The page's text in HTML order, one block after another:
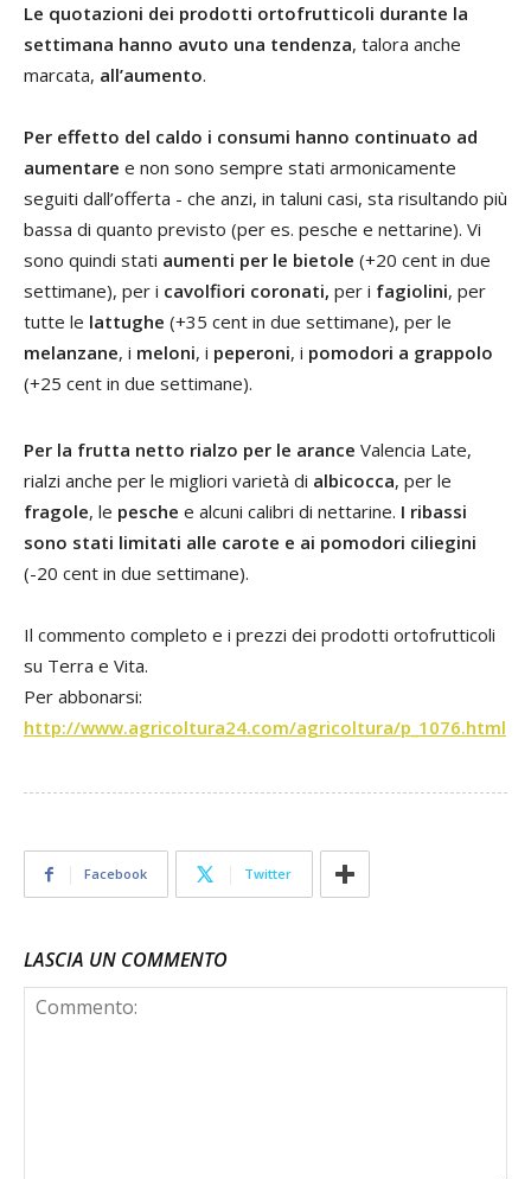
Le quotazioni dei prodotti ortofrutticoli durante la
settimana hanno avuto una tendenza, talora anche
marcata, all’aumento.
Per effetto del caldo i consumi hanno continuato ad
aumentare e non sono sempre stati armonicamente
seguiti dall’offerta - che anzi, in taluni casi, sta risultando più
bassa di quanto previsto (per es. pesche e nettarine). Vi
sono quindi stati aumenti per le bietole (+20 cent in due
settimane), per i cavolfiori coronati, per i fagiolini, per
tutte le lattughe (+35 cent in due settimane), per le
melanzane, i meloni, i peperoni, i pomodori a grappolo
(+25 cent in due settimane).
Per la frutta netto rialzo per le arance Valencia Late,
rialzi anche per le migliori varietà di albicocca, per le
fragole, le pesche e alcuni calibri di nettarine. I ribassi
sono stati limitati alle carote e ai pomodori ciliegini
(-20 cent in due settimane).
Il commento completo e i prezzi dei prodotti ortofrutticoli
su Terra e Vita.
Per abbonarsi:
http://www.agricoltura24.com/agricoltura/p_1076.html
Facebook Twitter
LASCIA UN COMMENTO